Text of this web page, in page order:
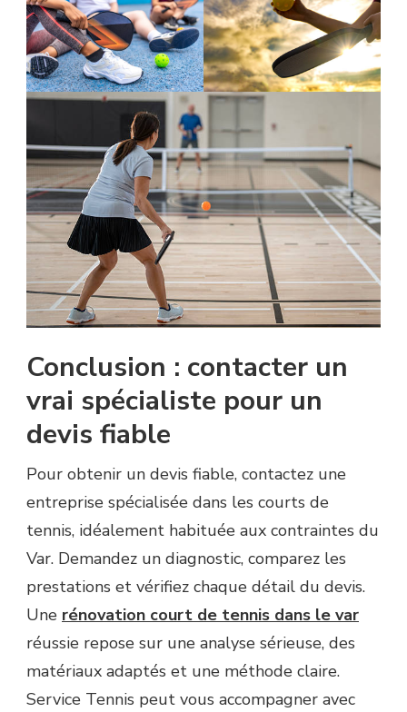
Conclusion : contacter un
vrai spécialiste pour un
devis fiable
Pour obtenir un devis fiable, contactez une
entreprise spécialisée dans les courts de
tennis, idéalement habituée aux contraintes du
Var. Demandez un diagnostic, comparez les
prestations et vérifiez chaque détail du devis.
Une rénovation court de tennis dans le var
réussie repose sur une analyse sérieuse, des
matériaux adaptés et une méthode claire.
Service Tennis peut vous accompagner avec